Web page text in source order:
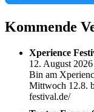
Kommende
Xperience
12. August
Bin am
Mittwoch 12.8.
festival.de/